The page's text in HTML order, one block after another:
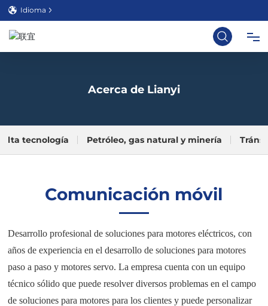
Idioma
PRODUCTO
BLOG
CONTÁCTENOS
Acerca de Lianyi
Alta tecnología Petróleo, gas natural y minería
Comunicación móvil
Desarrollo profesional de soluciones para motores eléctricos, con
años de experiencia en el desarrollo de soluciones para motores
paso a paso y motores servo. La empresa cuenta con un equipo
técnico sólido que puede resolver diversos problemas en el campo
de soluciones para motores para los clientes y puede personalizar